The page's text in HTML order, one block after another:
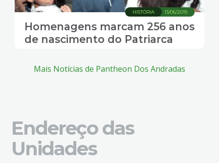
13/06/2019
HISTÓRIA
Homenagens marcam 256 anos
de nascimento do Patriarca
Mais Notícias de Pantheon Dos Andradas
Endereço das
Unidades